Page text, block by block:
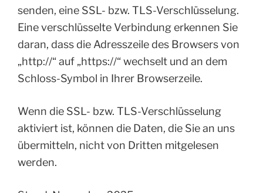
senden, eine SSL- bzw. TLS-Verschlüsselung.
Eine verschlüsselte Verbindung erkennen Sie
daran, dass die Adresszeile des Browsers von
„http://“ auf „https://“ wechselt und an dem
Schloss-Symbol in Ihrer Browserzeile.
Wenn die SSL- bzw. TLS-Verschlüsselung
aktiviert ist, können die Daten, die Sie an uns
übermitteln, nicht von Dritten mitgelesen
werden.